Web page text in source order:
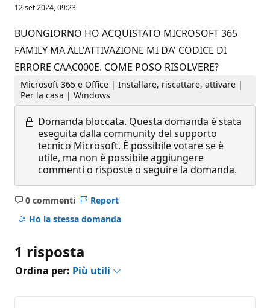
12 set 2024, 09:23
BUONGIORNO HO ACQUISTATO MICROSOFT 365
FAMILY MA ALL'ATTIVAZIONE MI DA' CODICE DI
ERRORE CAAC000E. COME POSO RISOLVERE?
Microsoft 365 e Office | Installare, riscattare, attivare |
Per la casa | Windows
Domanda bloccata. Questa domanda è stata
eseguita dalla community del supporto
tecnico Microsoft. È possibile votare se è
utile, ma non è possibile aggiungere
commenti o risposte o seguire la domanda.
0 commenti
Nessun
commento
Report
Ho la stessa domanda
1 risposta
Ordina per: Più utili